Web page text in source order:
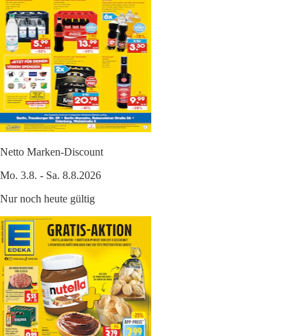
Netto Marken-Discount
Mo. 3.8. - Sa. 8.8.2026
Nur noch heute gültig